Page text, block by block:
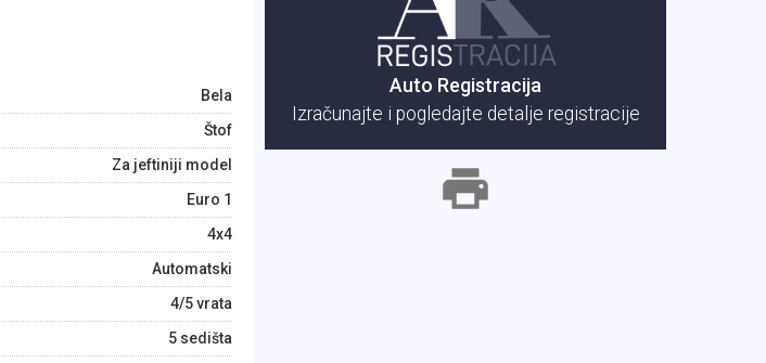
Bela
Štof
Za jeftiniji model
Euro 1
4x4
Automatski
4/5 vrata
5 sedišta
Auto Registracija
Izračunajte i pogledajte detalje registracije